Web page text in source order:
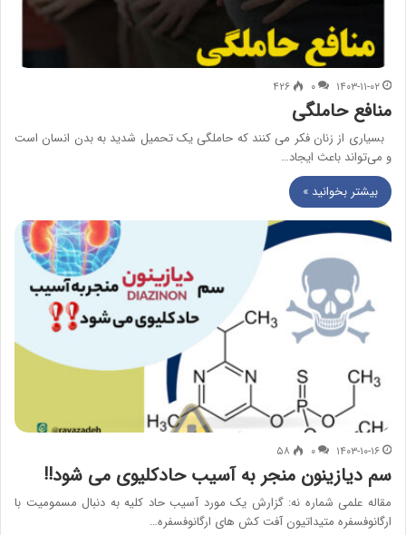
۱۴۰۳-۱۱-۰۲ ۰ ۴۲۶
منافع حاملگی
بسیاری از زنان فکر می کنند که حاملگی یک تحمیل شدید به بدن انسان است
و می‌تواند باعث ایجاد…
بیشتر بخوانید »
۱۴۰۳-۱۰-۱۶ ۰ ۵۸
سم دیازینون منجر به آسیب حادکلیوی می شود!!
مقاله علمی شماره نه: گزارش یک مورد آسیب حاد کلیه به دنبال مسمومیت با
ارگانوفسفره متیداتیون آفت کش های ارگانوفسفره…